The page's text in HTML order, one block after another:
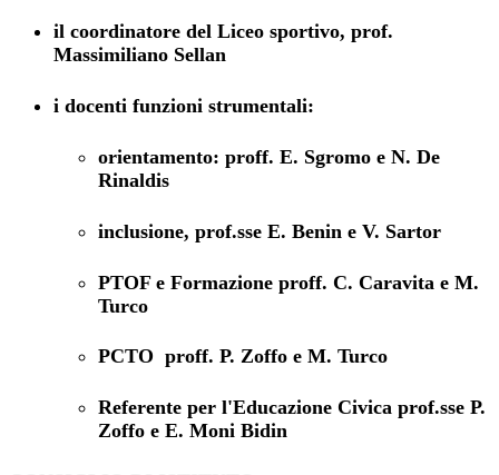
il coordinatore del Liceo sportivo, prof.
Massimiliano Sellan
i docenti funzioni strumentali:
orientamento: proff. E. Sgromo e N. De
Rinaldis
inclusione, prof.sse E. Benin e V. Sartor
PTOF e Formazione proff. C. Caravita e M.
Turco
PCTO proff. P. Zoffo e M. Turco
Referente per l'Educazione Civica prof.sse P.
Zoffo e E. Moni Bidin